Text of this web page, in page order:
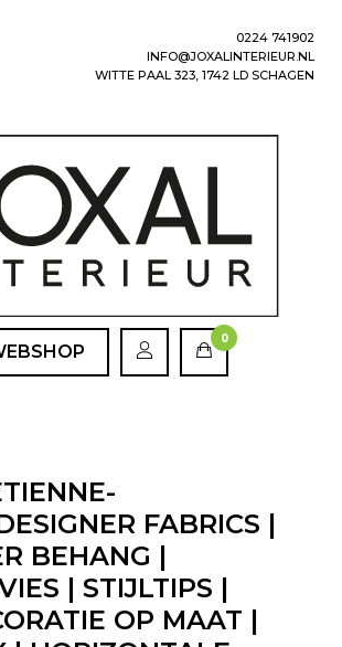
0224 741902
INFO@JOXALINTERIEUR.NL
WITTE PAAL 323, 1742 LD SCHAGEN
0
FABRICS |
BEHANG |
| STIJLTIPS |
OP MAAT |